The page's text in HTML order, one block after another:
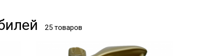
25 товаров